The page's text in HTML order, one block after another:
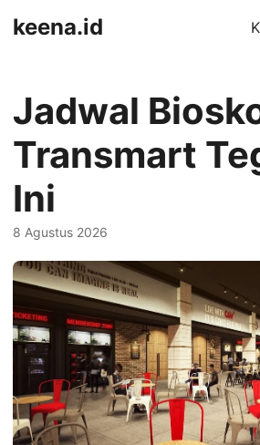
keena.id
Jadwal
Transmart
Ini
8 Agustus 2026